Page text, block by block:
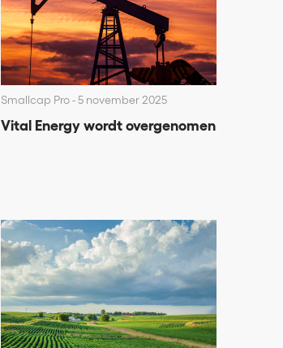
Smallcap Pro 5 november 2025
Vital Energy wordt overgenomen